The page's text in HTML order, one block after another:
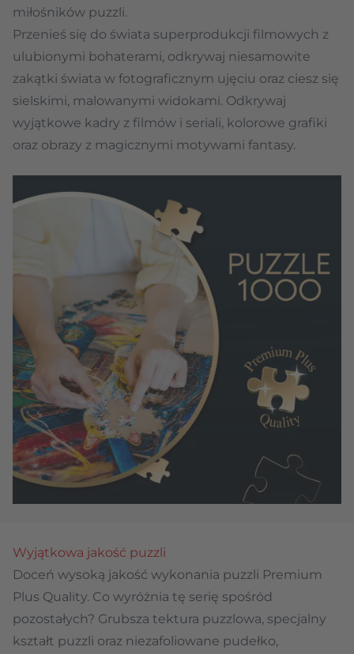
miłośników puzzli.
Przenieś się do świata superprodukcji filmowych z
ulubionymi bohaterami, odkrywaj niesamowite
zakątki świata w fotograficznym ujęciu oraz ciesz się
sielskimi, malowanymi widokami. Odkrywaj
wyjątkowe kadry z filmów i seriali, kolorowe grafiki
oraz obrazy z magicznymi motywami fantasy.
Wyjątkowa jakość puzzli
Doceń wysoką jakość wykonania puzzli Premium
Plus Quality. Co wyróżnia tę serię spośród
pozostałych? Grubsza tektura puzzlowa, specjalny
kształt puzzli oraz niezafoliowane pudełko,